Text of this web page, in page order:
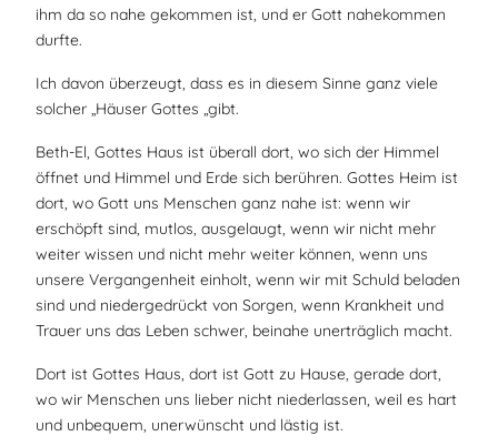
ihm da so nahe gekommen ist, und er Gott nahekommen
durfte.
Ich davon überzeugt, dass es in diesem Sinne ganz viele
solcher „Häuser Gottes „gibt.
Beth-El, Gottes Haus ist überall dort, wo sich der Himmel
öffnet und Himmel und Erde sich berühren. Gottes Heim ist
dort, wo Gott uns Menschen ganz nahe ist: wenn wir
erschöpft sind, mutlos, ausgelaugt, wenn wir nicht mehr
weiter wissen und nicht mehr weiter können, wenn uns
unsere Vergangenheit einholt, wenn wir mit Schuld beladen
sind und niedergedrückt von Sorgen, wenn Krankheit und
Trauer uns das Leben schwer, beinahe unerträglich macht.
Dort ist Gottes Haus, dort ist Gott zu Hause, gerade dort,
wo wir Menschen uns lieber nicht niederlassen, weil es hart
und unbequem, unerwünscht und lästig ist.